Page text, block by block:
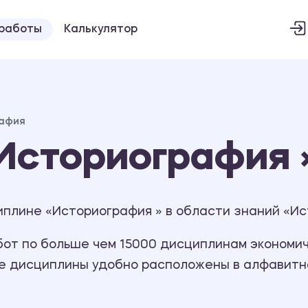
Калькулятор
«Историография » в области знаний
по больше чем 15000 дисциплинам
дисциплины удобно расположены в